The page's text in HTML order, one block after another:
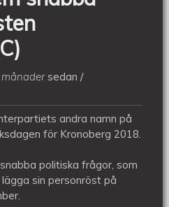
sedan
andra namn på
för Kronoberg 2018.
politiska frågor, som
sin personröst på